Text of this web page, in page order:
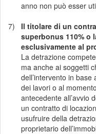
anno non può esser
7)
Il titolare di un
superbonus 110% o
esclusivamente al
La detrazione
ma anche ai soggetti
dell’intervento in
dei lavori o al
antecedente all’avvio
un contratto di
usufruire della
proprietario